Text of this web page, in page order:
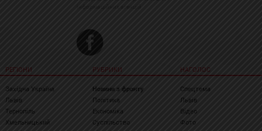
РЕГІОНИ
Західна Україна
Львів
Тернопіль
Хмельницький
РУБРИКИ
Новини з фронту
Політика
Економіка
Суспільство
НАГОЛОС
Спецтема
Львів
Відео
Фото